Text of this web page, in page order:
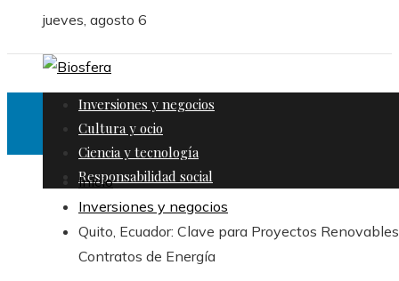
jueves, agosto 6
Inversiones y negocios
Cultura y ocio
Ciencia y tecnología
Responsabilidad social
Inicio
Inversiones y negocios
Quito, Ecuador: Clave para Proyectos
Contratos de Energía